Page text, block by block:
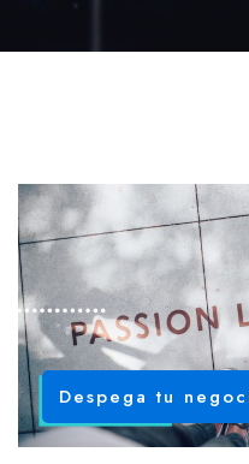
Despega tu